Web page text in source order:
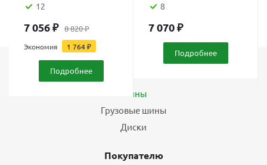
12
7 056₽ 8 820₽
Экономия 1 764₽
Подробнее
8
7 070₽
Подробнее
Шины
Грузовые шины
Диски
Покупателю